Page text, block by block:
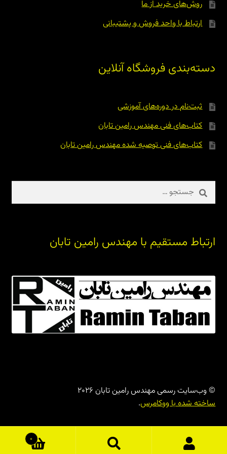
روش‌های خرید از ما
ارتباط با واحد فروش و پشتیبانی
دسته‌بندی فروشگاه آنلاین
ثبت‌نام در دوره‌های آموزشی
کتاب‌های فنی مهندس رامین تابان
کتاب‌های فنی توصیه شده مهندس رامین تابان
جستجو
برای:
ارتباط مستقیم با مهندس رامین تابان
© وب‌سایت رسمی مهندس رامین تابان 2026
ساخته شده با ووکامرس.
0